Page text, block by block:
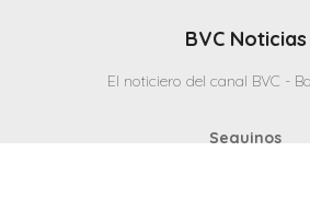
BVC Noticias
El noticiero del canal BVC -
Seguinos